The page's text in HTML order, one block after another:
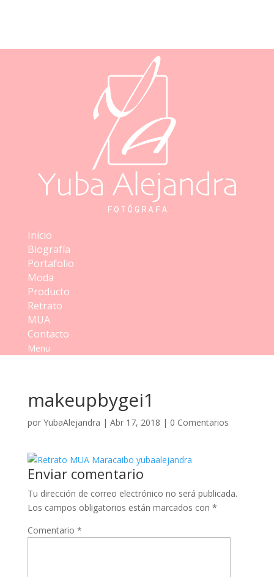
Inicio
Biografía
Portafolio
Moda
Producto
Retrato
MUA
Contacto
Menu
makeupbygei1
por YubaAlejandra | Abr 17, 2018 | 0 Comentarios
Enviar comentario
Tu dirección de correo electrónico no será publicada.
Los campos obligatorios están marcados con *
Comentario *